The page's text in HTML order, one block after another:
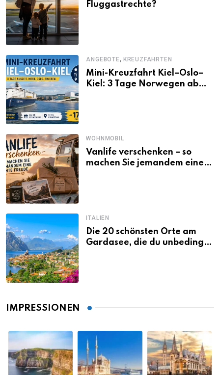
Fluggastrechte?
ANGEBOTE, KREUZFAHRTEN
Mini-Kreuzfahrt Kiel–Oslo–
Kiel: 3 Tage Norwegen ab
WOHNMOBIL
Vanlife verschenken – so
machen Sie jemandem eine
ITALIEN
Die 20 schönsten Orte am
Gardasee, die du unbedingt
IMPRESSIONEN